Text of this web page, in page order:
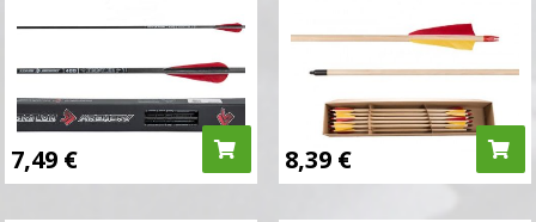
7,49 € 8,39 €